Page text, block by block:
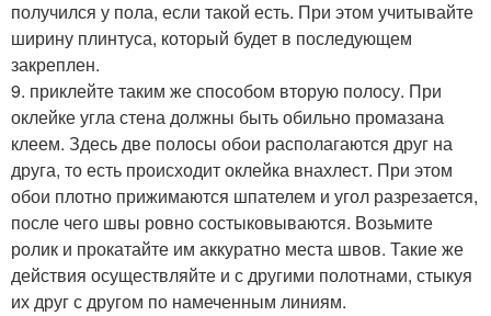
получился у пола, если такой есть. При этом учитывайте
ширину плинтуса, который будет в последующем
закреплен.
9. приклейте таким же способом вторую полосу. При
оклейке угла стена должны быть обильно промазана
клеем. Здесь две полосы обои располагаются друг на
друга, то есть происходит оклейка внахлест. При этом
обои плотно прижимаются шпателем и угол разрезается,
после чего швы ровно состыковываются. Возьмите
ролик и прокатайте им аккуратно места швов. Такие же
действия осуществляйте и с другими полотнами, стыкуя
их друг с другом по намеченным линиям.